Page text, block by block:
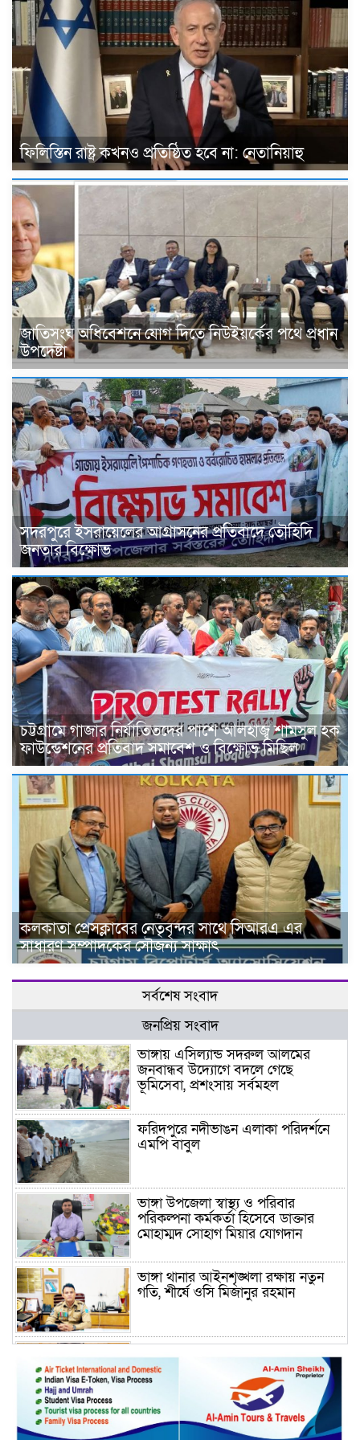
ফিলিস্তিন রাষ্ট্র কখনও প্রতিষ্ঠিত হবে না: নেতানিয়াহু
জাতিসংঘ অধিবেশনে যোগ দিতে নিউইয়র্কের পথে প্রধান
উপদেষ্টা
সদরপুরে ইসরায়েলের আগ্রাসনের প্রতিবাদে তৌহিদি
জনতার বিক্ষোভ
চট্টগ্রামে গাজার নির্যাতিতদের পাশে আলহাজ্ব শামসুল হক
ফাউন্ডেশনের প্রতিবাদ সমাবেশ ও বিক্ষোভ মিছিল
কলকাতা প্রেসক্লাবের নেতৃবৃন্দর সাথে সিআরএ এর
সাধারণ সম্পাদকের সৌজন্য সাক্ষাৎ
সর্বশেষ সংবাদ
জনপ্রিয় সংবাদ
ভাঙ্গায় এসিল্যান্ড সদরুল আলমের
জনবান্ধব উদ্যোগে বদলে গেছে
ভূমিসেবা, প্রশংসায় সর্বমহল
ফরিদপুরে নদীভাঙন এলাকা পরিদর্শনে
এমপি বাবুল
ভাঙ্গা উপজেলা স্বাস্থ্য ও পরিবার
পরিকল্পনা কর্মকর্তা হিসেবে ডাক্তার
মোহাম্মদ সোহাগ মিয়ার যোগদান
ভাঙ্গা থানার আইনশৃঙ্খলা রক্ষায় নতুন
গতি, শীর্ষে ওসি মিজানুর রহমান
ময়মনসিংহের অতিরিক্ত জেলা প্রশাসক
(রাজস্ব) আজিম উদ্দিন ভূমি মন্ত্রণালয়ে
পদায়ন
সাবেক এমপির প্রেস সেক্রেটারি রফিকের